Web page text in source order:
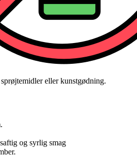
eller kunstgødning.
og syrlig smag